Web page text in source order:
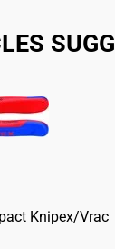
Knipex/Vrac